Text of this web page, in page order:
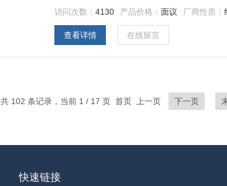
访问次数：4130 产品价格：面议 厂商性质：
查看详情 在线留言
共 102 条记录，当前 1 / 17 页 首页 上一页 下一页
快速链接